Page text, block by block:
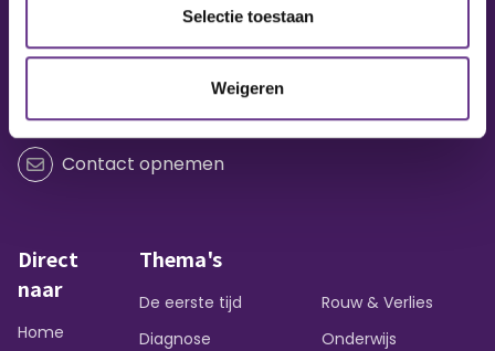
Selectie toestaan
Weigeren
Vraag of opmerking?
Heb je een vraag of wil je iets delen?
Contact opnemen
Direct
naar
Home
Thema's
De eerste tijd
Diagnose
Rouw & Verlies
Onderwijs